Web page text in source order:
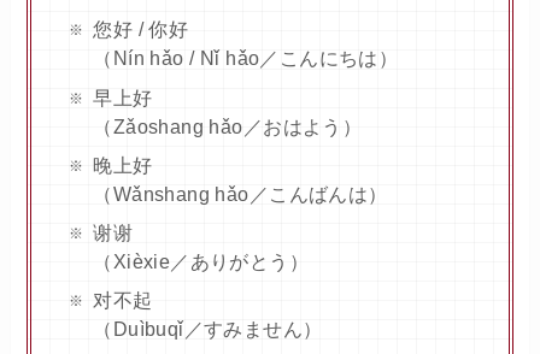
您好 / 你好
（Nín hǎo / Nǐ hǎo／こんにちは）
早上好
（Zǎoshang hǎo／おはよう）
晚上好
（Wǎnshang hǎo／こんばんは）
谢谢
（Xièxie／ありがとう）
对不起
（Duìbuqǐ／すみません）